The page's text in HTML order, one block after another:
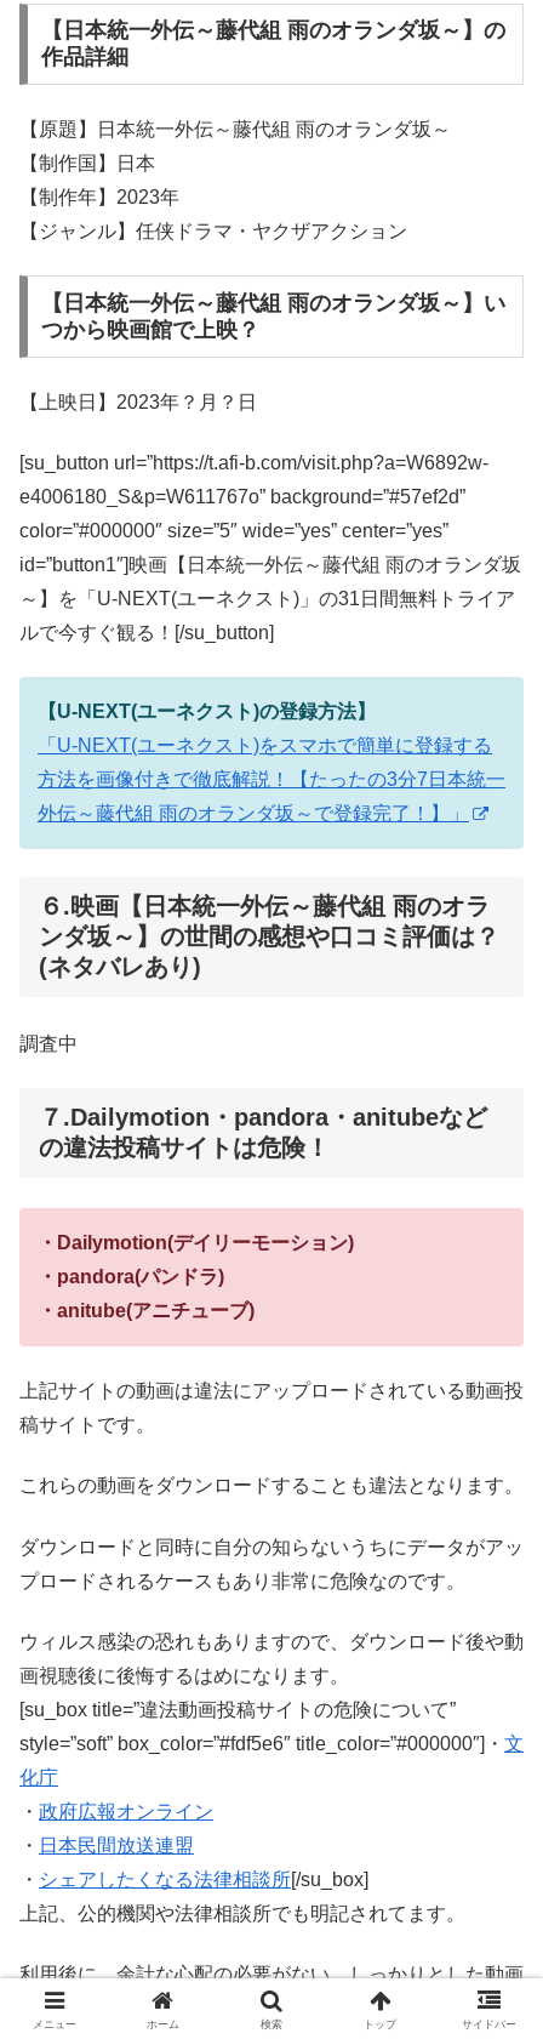
【日本統一外伝～藤代組 雨のオランダ坂～】の
作品詳細
【原題】日本統一外伝～藤代組 雨のオランダ坂～
【制作国】日本
【制作年】2023年
【ジャンル】任侠ドラマ・ヤクザアクション
【日本統一外伝～藤代組 雨のオランダ坂～】い
つから映画館で上映？
【上映日】2023年？月？日
[su_button url=”https://t.afi-b.com/visit.php?a=W6892w-
e4006180_S&p=W611767o” background=”#57ef2d”
color=”#000000″ size=”5″ wide=”yes” center=”yes”
id=”button1″]映画【日本統一外伝～藤代組 雨のオランダ坂
～】を「U-NEXT(ユーネクスト)」の31日間無料トライア
ルで今すぐ観る！[/su_button]
【U-NEXT(ユーネクスト)の登録方法】
「U-NEXT(ユーネクスト)をスマホで簡単に登録する
方法を画像付きで徹底解説！【たったの3分7日本統一
外伝～藤代組 雨のオランダ坂～で登録完了！】」
６.映画【日本統一外伝～藤代組 雨のオラ
ンダ坂～】の世間の感想や口コミ評価は？
(ネタバレあり)
調査中
７.Dailymotion・pandora・anitubeなど
の違法投稿サイトは危険！
・Dailymotion(デイリーモーション)
・pandora(パンドラ)
・anitube(アニチューブ)
上記サイトの動画は違法にアップロードされている動画投
稿サイトです。
これらの動画をダウンロードすることも違法となります。
ダウンロードと同時に自分の知らないうちにデータがアッ
プロードされるケースもあり非常に危険なのです。
ウィルス感染の恐れもありますので、ダウンロード後や動
画視聴後に後悔するはめになります。
[su_box title=”違法動画投稿サイトの危険について”
style=”soft” box_color=”#fdf5e6″ title_color=”#000000″]・ 文
化庁
・ 政府広報オンライン
・ 日本民間放送連盟
・ シェアしたくなる法律相談所[/su_box]
上記、公的機関や法律相談所でも明記されてます。
利用後に、余計な心配の必要がない、しっかりとした動画
配信サービス(VOD)で見ることが、結局、安心でお得なの
メニュー ホーム 検索 トップ サイドバー